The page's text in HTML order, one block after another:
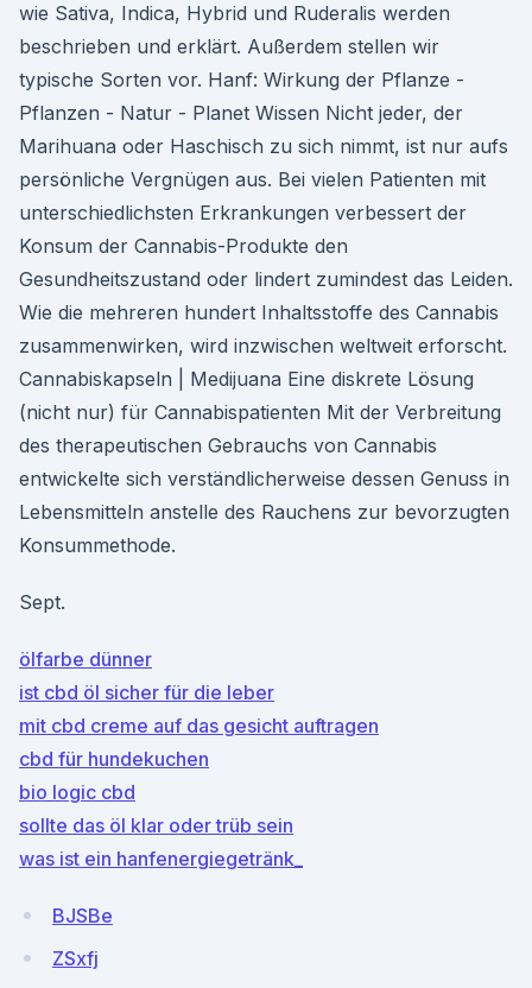
wie Sativa, Indica, Hybrid und Ruderalis werden
beschrieben und erklärt. Außerdem stellen wir
typische Sorten vor. Hanf: Wirkung der Pflanze -
Pflanzen - Natur - Planet Wissen Nicht jeder, der
Marihuana oder Haschisch zu sich nimmt, ist nur aufs
persönliche Vergnügen aus. Bei vielen Patienten mit
unterschiedlichsten Erkrankungen verbessert der
Konsum der Cannabis-Produkte den
Gesundheitszustand oder lindert zumindest das Leiden.
Wie die mehreren hundert Inhaltsstoffe des Cannabis
zusammenwirken, wird inzwischen weltweit erforscht.
Cannabiskapseln | Medijuana Eine diskrete Lösung
(nicht nur) für Cannabispatienten Mit der Verbreitung
des therapeutischen Gebrauchs von Cannabis
entwickelte sich verständlicherweise dessen Genuss in
Lebensmitteln anstelle des Rauchens zur bevorzugten
Konsummethode.
Sept.
ölfarbe dünner
ist cbd öl sicher für die leber
mit cbd creme auf das gesicht auftragen
cbd für hundekuchen
bio logic cbd
sollte das öl klar oder trüb sein
was ist ein hanfenergiegetränk_
BJSBe
ZSxfj